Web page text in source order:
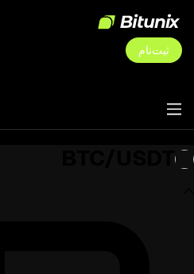
ثبت‌نام